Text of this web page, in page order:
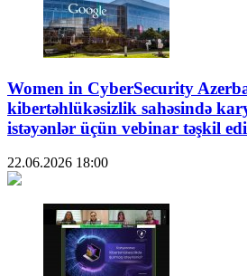
Women in CyberSecurity
kibertəhlükəsizlik sahəsində
istəyənlər üçün vebinar təşkil
22.06.2026 18:00